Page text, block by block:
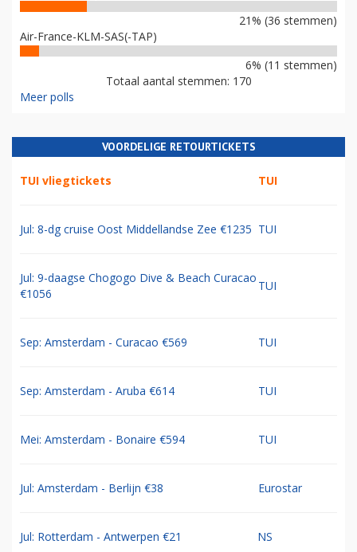
21% (36 stemmen)
Air-France-KLM-SAS(-TAP)
6% (11 stemmen)
Totaal aantal stemmen: 170
Meer polls
VOORDELIGE RETOURTICKETS
TUI vliegtickets TUI
Jul: 8-dg cruise Oost Middellandse Zee €1235 TUI
Jul: 9-daagse Chogogo Dive & Beach Curacao
€1056
TUI
Sep: Amsterdam - Curacao €569 TUI
Sep: Amsterdam - Aruba €614 TUI
Mei: Amsterdam - Bonaire €594 TUI
Jul: Amsterdam - Berlijn €38 Eurostar
Jul: Rotterdam - Antwerpen €21 NS